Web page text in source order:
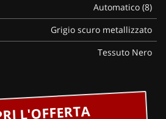
Automatico (8)
Grigio scuro metallizzato
Tessuto Nero
L'OFFERTA